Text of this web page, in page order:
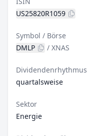
US25820R1059
Symbol / Börse
DMLP
/ XNAS
Dividendenrhythmus
quartalsweise
Sektor
Energie